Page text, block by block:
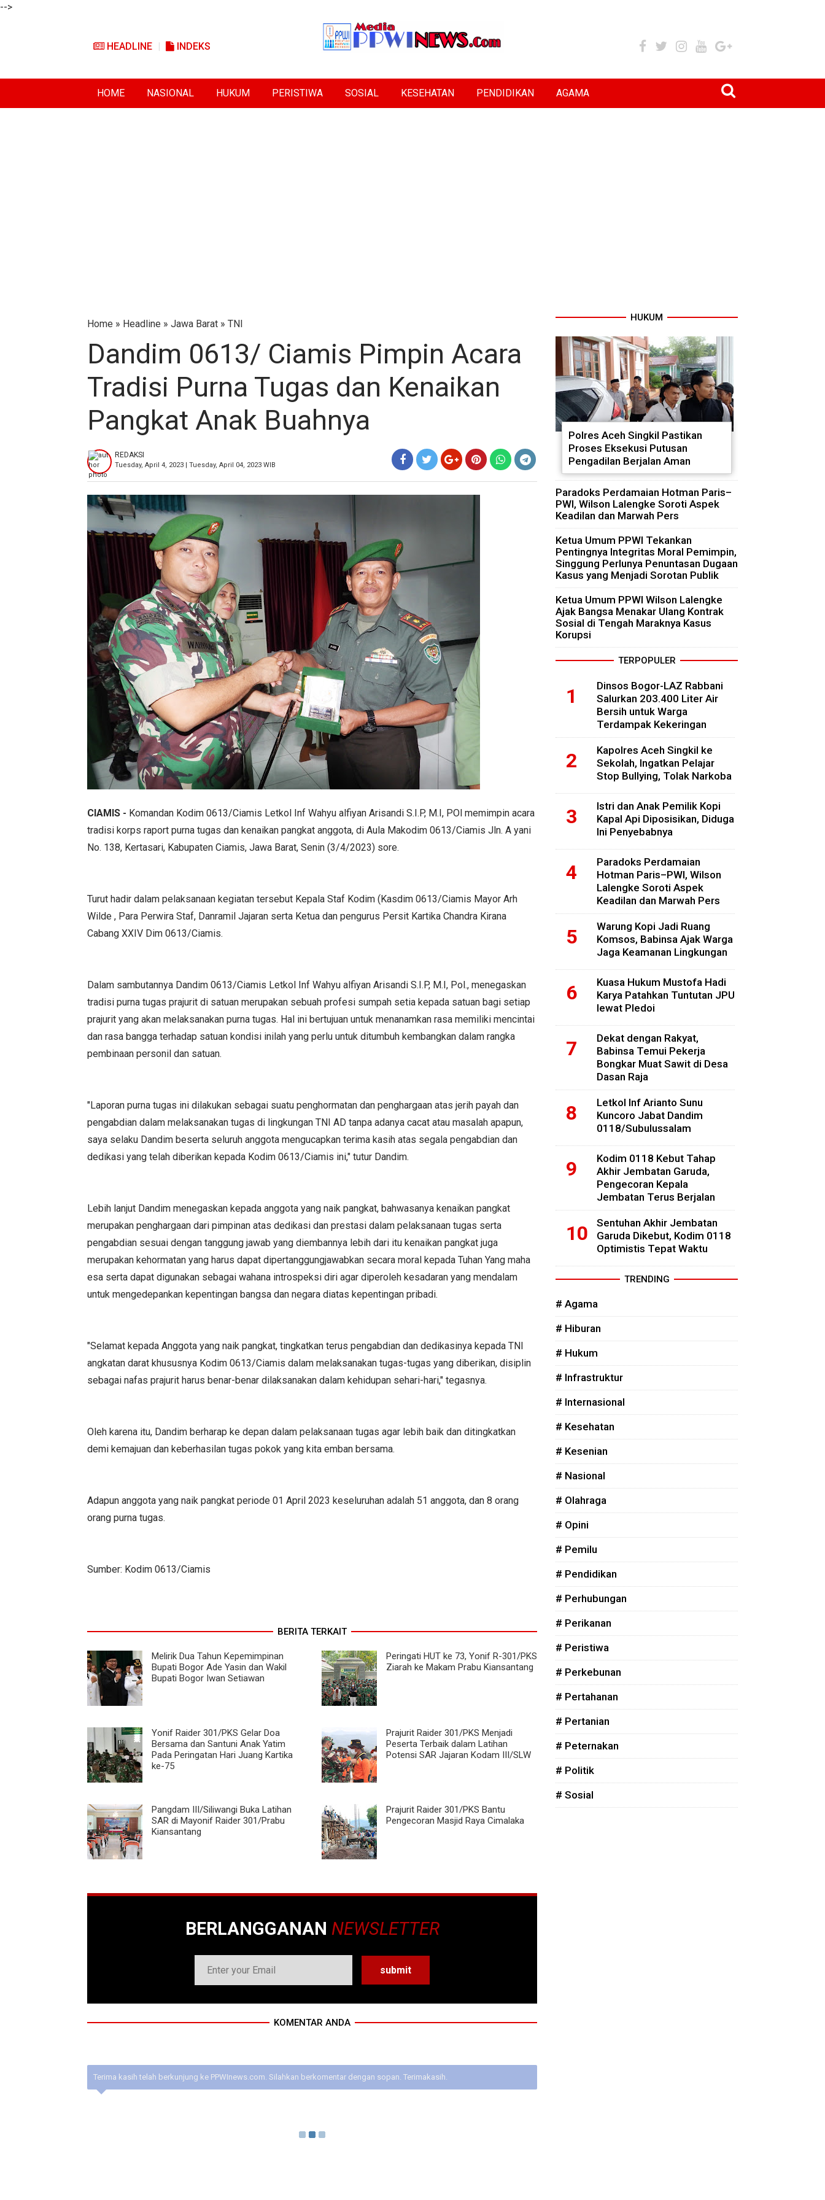
-->
HEADLINE INDEKS
HOME NASIONAL HUKUM PERISTIWA SOSIAL KESEHATAN PENDIDIKAN AGAMA
Home » Headline » Jawa Barat » TNI
Dandim 0613/ Ciamis Pimpin Acara
Tradisi Purna Tugas dan Kenaikan
Pangkat Anak Buahnya
REDAKSI
Tuesday, April 4, 2023 | Tuesday, April 04, 2023 WIB
CIAMIS - Komandan Kodim 0613/Ciamis Letkol Inf Wahyu alfiyan Arisandi S.I.P, M.I, POl memimpin acara
tradisi korps raport purna tugas dan kenaikan pangkat anggota, di Aula Makodim 0613/Ciamis Jln. A yani
No. 138, Kertasari, Kabupaten Ciamis, Jawa Barat, Senin (3/4/2023) sore.
Turut hadir dalam pelaksanaan kegiatan tersebut Kepala Staf Kodim (Kasdim 0613/Ciamis Mayor Arh
Wilde , Para Perwira Staf, Danramil Jajaran serta Ketua dan pengurus Persit Kartika Chandra Kirana
Cabang XXIV Dim 0613/Ciamis.
Dalam sambutannya Dandim 0613/Ciamis Letkol Inf Wahyu alfiyan Arisandi S.I.P, M.I, Pol., menegaskan
tradisi purna tugas prajurit di satuan merupakan sebuah profesi sumpah setia kepada satuan bagi setiap
prajurit yang akan melaksanakan purna tugas. Hal ini bertujuan untuk menanamkan rasa memiliki mencintai
dan rasa bangga terhadap satuan kondisi inilah yang perlu untuk ditumbuh kembangkan dalam rangka
pembinaan personil dan satuan.
"Laporan purna tugas ini dilakukan sebagai suatu penghormatan dan penghargaan atas jerih payah dan
pengabdian dalam melaksanakan tugas di lingkungan TNI AD tanpa adanya cacat atau masalah apapun,
saya selaku Dandim beserta seluruh anggota mengucapkan terima kasih atas segala pengabdian dan
dedikasi yang telah diberikan kepada Kodim 0613/Ciamis ini," tutur Dandim.
Lebih lanjut Dandim menegaskan kepada anggota yang naik pangkat, bahwasanya kenaikan pangkat
merupakan penghargaan dari pimpinan atas dedikasi dan prestasi dalam pelaksanaan tugas serta
pengabdian sesuai dengan tanggung jawab yang diembannya lebih dari itu kenaikan pangkat juga
merupakan kehormatan yang harus dapat dipertanggungjawabkan secara moral kepada Tuhan Yang maha
esa serta dapat digunakan sebagai wahana introspeksi diri agar diperoleh kesadaran yang mendalam
untuk mengedepankan kepentingan bangsa dan negara diatas kepentingan pribadi.
"Selamat kepada Anggota yang naik pangkat, tingkatkan terus pengabdian dan dedikasinya kepada TNI
angkatan darat khususnya Kodim 0613/Ciamis dalam melaksanakan tugas-tugas yang diberikan, disiplin
sebagai nafas prajurit harus benar-benar dilaksanakan dalam kehidupan sehari-hari," tegasnya.
Oleh karena itu, Dandim berharap ke depan dalam pelaksanaan tugas agar lebih baik dan ditingkatkan
demi kemajuan dan keberhasilan tugas pokok yang kita emban bersama.
Adapun anggota yang naik pangkat periode 01 April 2023 keseluruhan adalah 51 anggota, dan 8 orang
orang purna tugas.
Sumber: Kodim 0613/Ciamis
BERITA TERKAIT
Melirik Dua Tahun Kepemimpinan
Bupati Bogor Ade Yasin dan Wakil
Bupati Bogor Iwan Setiawan
Peringati HUT ke 73, Yonif R-301/PKS
Ziarah ke Makam Prabu Kiansantang
Yonif Raider 301/PKS Gelar Doa
Bersama dan Santuni Anak Yatim
Pada Peringatan Hari Juang Kartika
ke-75
Prajurit Raider 301/PKS Menjadi
Peserta Terbaik dalam Latihan
Potensi SAR Jajaran Kodam III/SLW
Pangdam III/Siliwangi Buka Latihan
SAR di Mayonif Raider 301/Prabu
Kiansantang
Prajurit Raider 301/PKS Bantu
Pengecoran Masjid Raya Cimalaka
BERLANGGANAN NEWSLETTER
KOMENTAR ANDA
Terima kasih telah berkunjung ke PPWInews.com. Silahkan berkomentar dengan sopan. Terimakasih.
HUKUM
Polres Aceh Singkil Pastikan
Proses Eksekusi Putusan
Pengadilan Berjalan Aman
Paradoks Perdamaian Hotman Paris–
PWI, Wilson Lalengke Soroti Aspek
Keadilan dan Marwah Pers
Ketua Umum PPWI Tekankan
Pentingnya Integritas Moral Pemimpin,
Singgung Perlunya Penuntasan Dugaan
Kasus yang Menjadi Sorotan Publik
Ketua Umum PPWI Wilson Lalengke
Ajak Bangsa Menakar Ulang Kontrak
Sosial di Tengah Maraknya Kasus
Korupsi
TERPOPULER
Dinsos Bogor-LAZ Rabbani
Salurkan 203.400 Liter Air
Bersih untuk Warga
Terdampak Kekeringan
Kapolres Aceh Singkil ke
Sekolah, Ingatkan Pelajar
Stop Bullying, Tolak Narkoba
Istri dan Anak Pemilik Kopi
Kapal Api Diposisikan, Diduga
Ini Penyebabnya
Paradoks Perdamaian
Hotman Paris–PWI, Wilson
Lalengke Soroti Aspek
Keadilan dan Marwah Pers
Warung Kopi Jadi Ruang
Komsos, Babinsa Ajak Warga
Jaga Keamanan Lingkungan
Kuasa Hukum Mustofa Hadi
Karya Patahkan Tuntutan JPU
lewat Pledoi
Dekat dengan Rakyat,
Babinsa Temui Pekerja
Bongkar Muat Sawit di Desa
Dasan Raja
Letkol Inf Arianto Sunu
Kuncoro Jabat Dandim
0118/Subulussalam
Kodim 0118 Kebut Tahap
Akhir Jembatan Garuda,
Pengecoran Kepala
Jembatan Terus Berjalan
Sentuhan Akhir Jembatan
Garuda Dikebut, Kodim 0118
Optimistis Tepat Waktu
TRENDING
# Agama
# Hiburan
# Hukum
# Infrastruktur
# Internasional
# Kesehatan
# Kesenian
# Nasional
# Olahraga
# Opini
# Pemilu
# Pendidikan
# Perhubungan
# Perikanan
# Peristiwa
# Perkebunan
# Pertahanan
# Pertanian
# Peternakan
# Politik
# Sosial